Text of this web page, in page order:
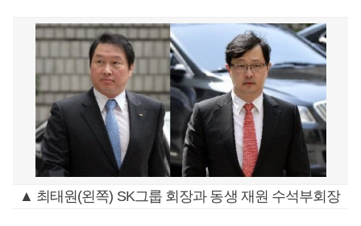
▲ 최태원(왼쪽) SK그룹 회장과 동생 재원 수석부회장